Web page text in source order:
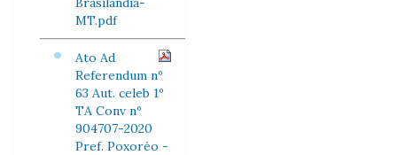
MT.pdf
Ato Ad
Referendum nº
63 Aut. celeb 1º
TA Conv nº
904707-2020
Pref. Poxoréo -